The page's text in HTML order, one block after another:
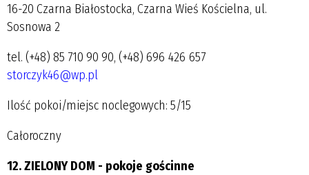
16-20 Czarna Białostocka, Czarna Wieś Kościelna, ul.
Sosnowa 2
tel. (+48) 85 710 90 90, (+48) 696 426 657
storczyk46@wp.pl
Ilość pokoi/miejsc noclegowych: 5/15
Całoroczny
12. ZIELONY DOM - pokoje gościnne